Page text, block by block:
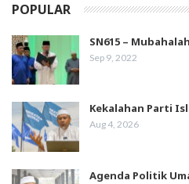
POPULAR
SN615 – Mubahalah
Sep 9, 2022
Kekalahan Parti
Aug 4, 2026
Agenda Politik